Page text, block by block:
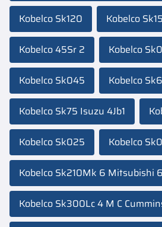
Kobelco Sk120 Kobelco
Kobelco 45Sr 2 Kobelco
Kobelco Sk045 Kobelco
Kobelco Sk75 Isuzu 4Jb1
Kobelco Sk025 Kobelco
Kobelco Sk210Mk 6 Mitsubishi
Kobelco Sk300Lc 4 M C